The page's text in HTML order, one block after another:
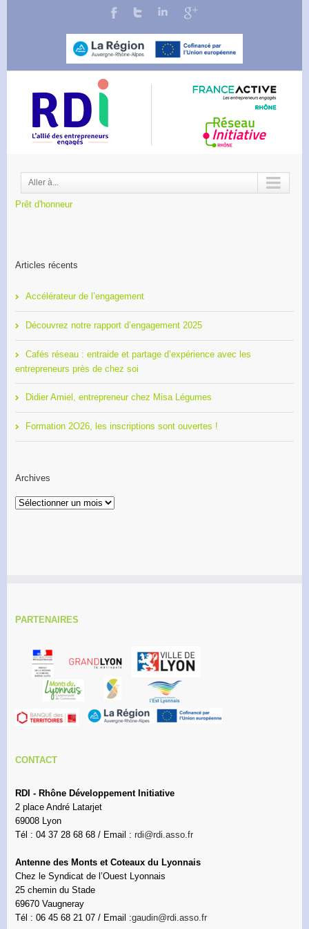
Aller à...
Prêt d'honneur
Articles récents
Accélérateur de l’engagement
Découvrez notre rapport d’engagement 2025
Cafés réseau : entraide et partage d’expérience avec les
entrepreneurs près de chez soi
Didier Amiel, entrepreneur chez Misa Légumes
Formation 2O26, les inscriptions sont ouvertes !
Archives
Archives
PARTENAIRES
CONTACT
RDI - Rhône Développement Initiative
2 place André Latarjet
69008 Lyon
Tél : 04 37 28 68 68 / Email : rdi@rdi.asso.fr
Antenne des Monts et Coteaux du Lyonnais
Chez le Syndicat de l’Ouest Lyonnais
25 chemin du Stade
69670 Vaugneray
Tél : 06 45 68 21 07 / Email :gaudin@rdi.asso.fr